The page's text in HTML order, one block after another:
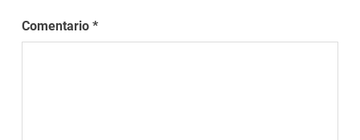
Comentario*